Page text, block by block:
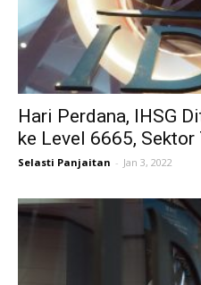
Hari Perdana, IHSG
ke Level 6665, Sektor
Selasti Panjaitan - Jan 3, 2022